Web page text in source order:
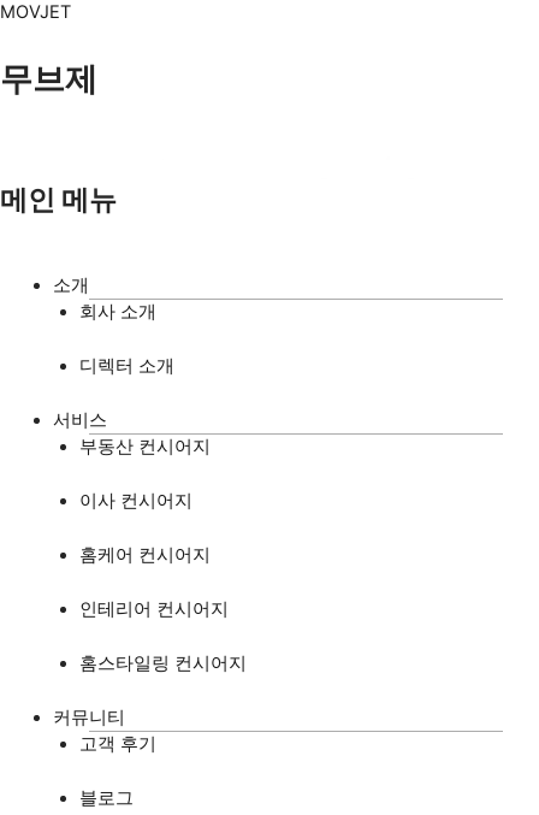
콘텐츠로
MOVJET
무브제
메인 메뉴
Menu
소개
회사 소개
디렉터 소개
서비스
부동산 컨시어지
이사 컨시어지
홈케어 컨시어지
인테리어 컨시어지
홈스타일링 컨시어지
커뮤니티
고객 후기
블로그